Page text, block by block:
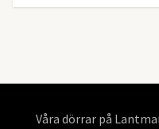
Våra dörrar på